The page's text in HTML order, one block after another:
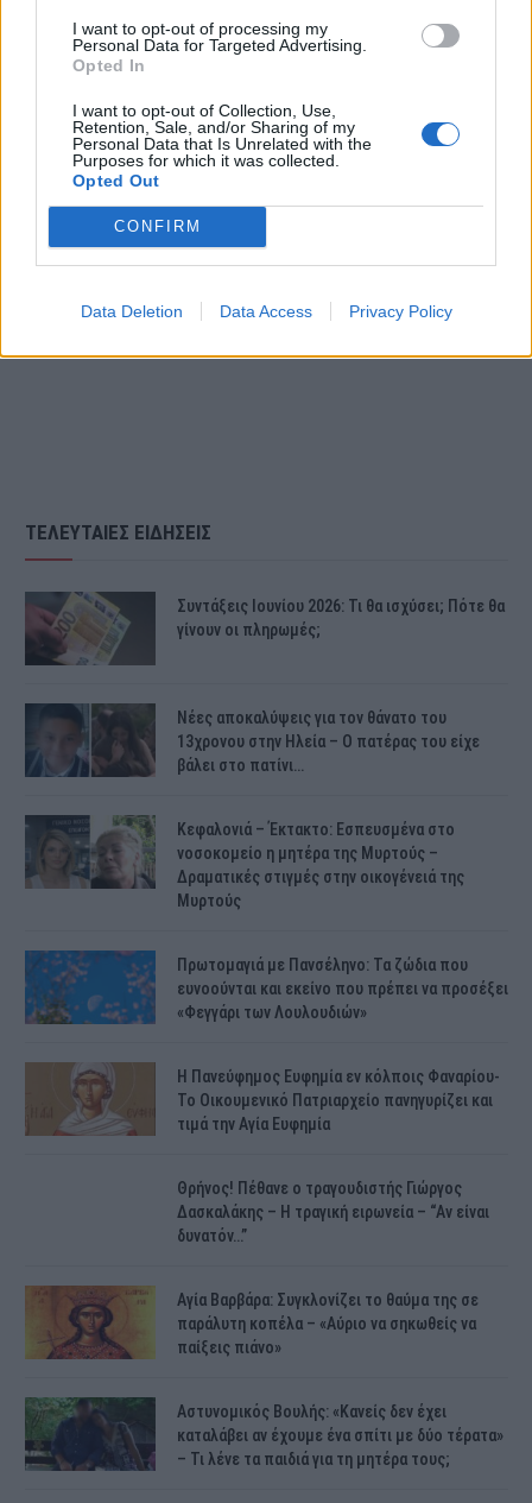
I want to opt-out of processing my
Personal Data for Targeted Advertising.
Opted In
I want to opt-out of Collection, Use,
Retention, Sale, and/or Sharing of my
Personal Data that Is Unrelated with the
Purposes for which it was collected.
Opted Out
CONFIRM
Data Deletion Data Access Privacy Policy
Ντόβας, πήρε προθεσμία για να
απολογηθεί, ενώ και ο ίδιος αρνείται
κάθε εμπλοκή με την υπόθεση
λέγοντας πως δεν μιλούσε με τον
Ηλία Μίχο για χρόνια.
ΤΕΛΕΥΤΑΙΕΣ ΕΙΔΗΣΕΙΣ
Συντάξεις Ιουνίου 2026: Τι θα ισχύσει; Πότε θα
γίνουν οι πληρωμές;
Νέες αποκαλύψεις για τον θάνατο του
13χρονου στην Ηλεία – Ο πατέρας του είχε
βάλει στο πατίνι…
Κεφαλονιά – Έκτακτο: Εσπευσμένα στο
νοσοκομείο η μητέρα της Μυρτούς –
Δραματικές στιγμές στην οικογένειά της
Μυρτούς
Πρωτομαγιά με Πανσέληνο: Τα ζώδια που
ευνοούνται και εκείνο που πρέπει να προσέξει
«Φεγγάρι των Λουλουδιών»
H Πανεύφημος Ευφημία εν κόλποις Φαναρίου-
Το Οικουμενικό Πατριαρχείο πανηγυρίζει και
τιμά την Αγία Ευφημία
Θρήνος! Πέθανε ο τραγουδιστής Γιώργος
Δασκαλάκης – Η τραγική ειρωνεία – “Αν είναι
δυνατόν…”
Αγία Βαρβάρα: Συγκλονίζει το θαύμα της σε
παράλυτη κοπέλα – «Αύριο να σηκωθείς να
παίξεις πιάνο»
Αστυνομικός Bουλής: «Κανείς δεν έχει
καταλάβει αν έχουμε ένα σπίτι με δύο τέρατα»
– Τι λένε τα παιδιά για τη μητέρα τους;